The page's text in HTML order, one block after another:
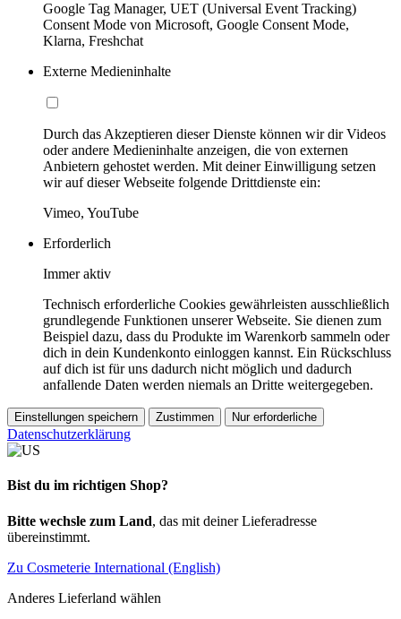
Google Tag Manager, UET (Universal Event Tracking)
Consent Mode von Microsoft, Google Consent Mode,
Klarna, Freshchat
Externe Medieninhalte
Durch das Akzeptieren dieser Dienste können wir dir Videos
oder andere Medieninhalte anzeigen, die von externen
Anbietern gehostet werden. Mit deiner Einwilligung setzen
wir auf dieser Webseite folgende Drittdienste ein:
Vimeo, YouTube
Erforderlich
Immer aktiv
Technisch erforderliche Cookies gewährleisten ausschließlich
grundlegende Funktionen unserer Webseite. Sie dienen zum
Beispiel dazu, dass du Produkte im Warenkorb sammeln oder
dich in dein Kundenkonto einloggen kannst. Ein Rückschluss
auf dich ist für uns dadurch nicht möglich und dadurch
anfallende Daten werden niemals an Dritte weitergegeben.
Einstellungen speichern Zustimmen Nur erforderliche
Datenschutzerklärung
Bist du im richtigen Shop?
Bitte wechsle zum Land, das mit deiner Lieferadresse
übereinstimmt.
Zu Cosmeterie International (English)
Anderes Lieferland wählen